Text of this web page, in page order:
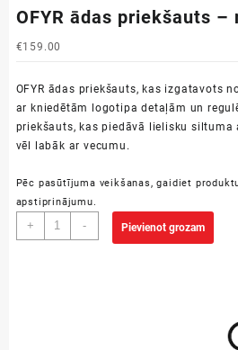
OFYR ādas priekšauts –
€159.00
OFYR ādas priekšauts, kas izgatavots
ar kniedētām logotipa detaļām un
priekšauts, kas piedāvā lielisku
vēl labāk ar vecumu.
Pēc pasūtījuma veikšanas, gaidiet
apstiprinājumu.
+
OFYR
ādas
- Pievienot grozam